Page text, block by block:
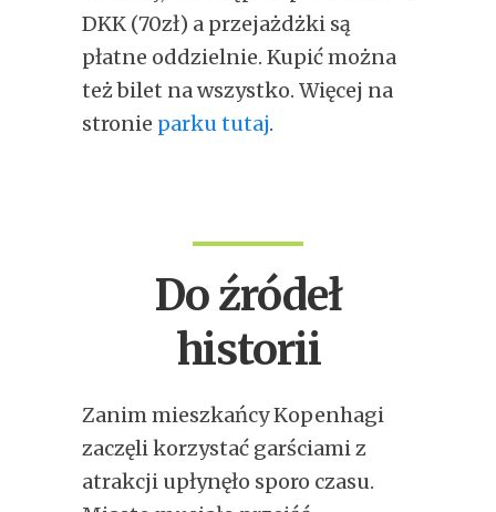
DKK (70zł) a przejażdżki są
płatne oddzielnie. Kupić można
też bilet na wszystko. Więcej na
stronie parku tutaj.
Do źródeł
historii
Zanim mieszkańcy Kopenhagi
zaczęli korzystać garściami z
atrakcji upłynęło sporo czasu.